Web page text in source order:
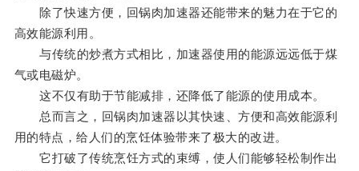
除了快速方便，回锅肉加速器还能带来的魅力在于它的
高效能源利用。
与传统的炒煮方式相比，加速器使用的能源远远低于煤
气或电磁炉。
这不仅有助于节能减排，还降低了能源的使用成本。
总而言之，回锅肉加速器以其快速、方便和高效能源利
用的特点，给人们的烹饪体验带来了极大的改进。
它打破了传统烹饪方式的束缚，使人们能够轻松制作出